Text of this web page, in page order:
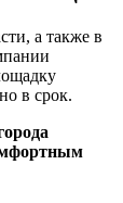
а также в
в срок.